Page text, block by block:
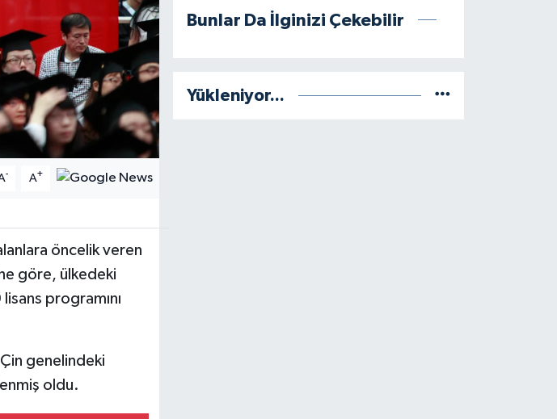
- A+
öncelik veren
göre, ülkedeki
programını
genelindeki
oldu.
Bunlar Da İlginizi Çekebilir
Yükleniyor...